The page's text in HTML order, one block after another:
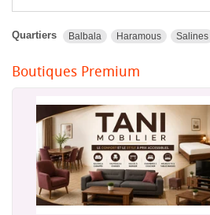
Quartiers Balbala Haramous Salines
Boutiques Premium